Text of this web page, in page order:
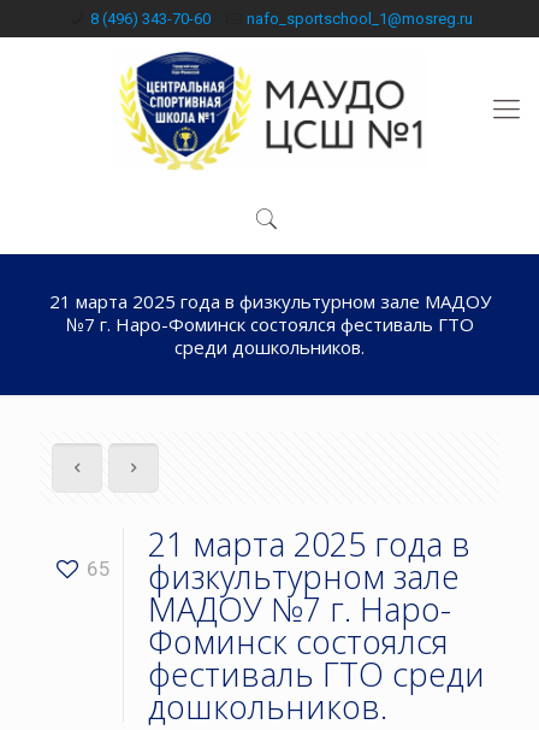
8 (496) 343-70-60 nafo_sportschool_1@mosreg.ru
21 марта 2025 года в физкультурном зале МАДОУ
№7 г. Наро-Фоминск состоялся фестиваль ГТО
среди дошкольников.
65
21 марта 2025 года в
физкультурном зале
МАДОУ №7 г. Наро-
Фоминск состоялся
фестиваль ГТО среди
дошкольников.